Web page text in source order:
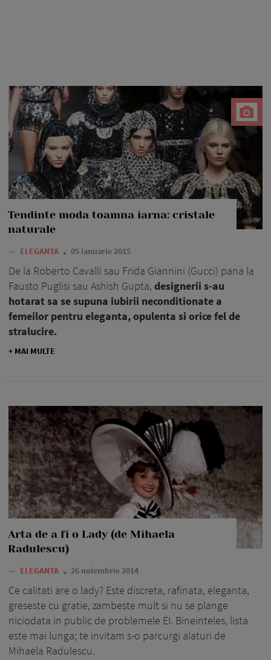
Tendinte moda toamna iarna: cristale
naturale
— ELEGANTA 05 ianuarie 2015
De la Roberto Cavalli sau Frida Giannini (Gucci) pana la
Fausto Puglisi sau Ashish Gupta, designerii s-au
hotarat sa se supuna iubirii neconditionate a
femeilor pentru eleganta, opulenta si orice fel de
stralucire.
+ MAI MULTE
Arta de a fi o Lady (de Mihaela
Radulescu)
— ELEGANTA 26 noiembrie 2014
Ce calitati are o lady? Este discreta, rafinata, eleganta,
greseste cu gratie, zambeste mult si nu se plange
niciodata in public de problemele EI. Bineinteles, lista
este mai lunga; te invitam s-o parcurgi alaturi de
Mihaela Radulescu.